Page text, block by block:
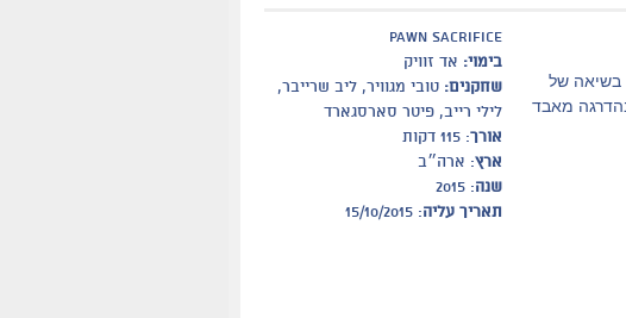
Pawn Sacrifice
בימוי: אד זוויק
שחקנים: טובי מגוויר, ליב שרייבר,
לילי רייב, פיטר סארסגארד
אורך: 115 דקות
ארץ: ארה״ב
שנה: 2015
תאריך עליה: 15/10/2015
בשיאה של
מאבד